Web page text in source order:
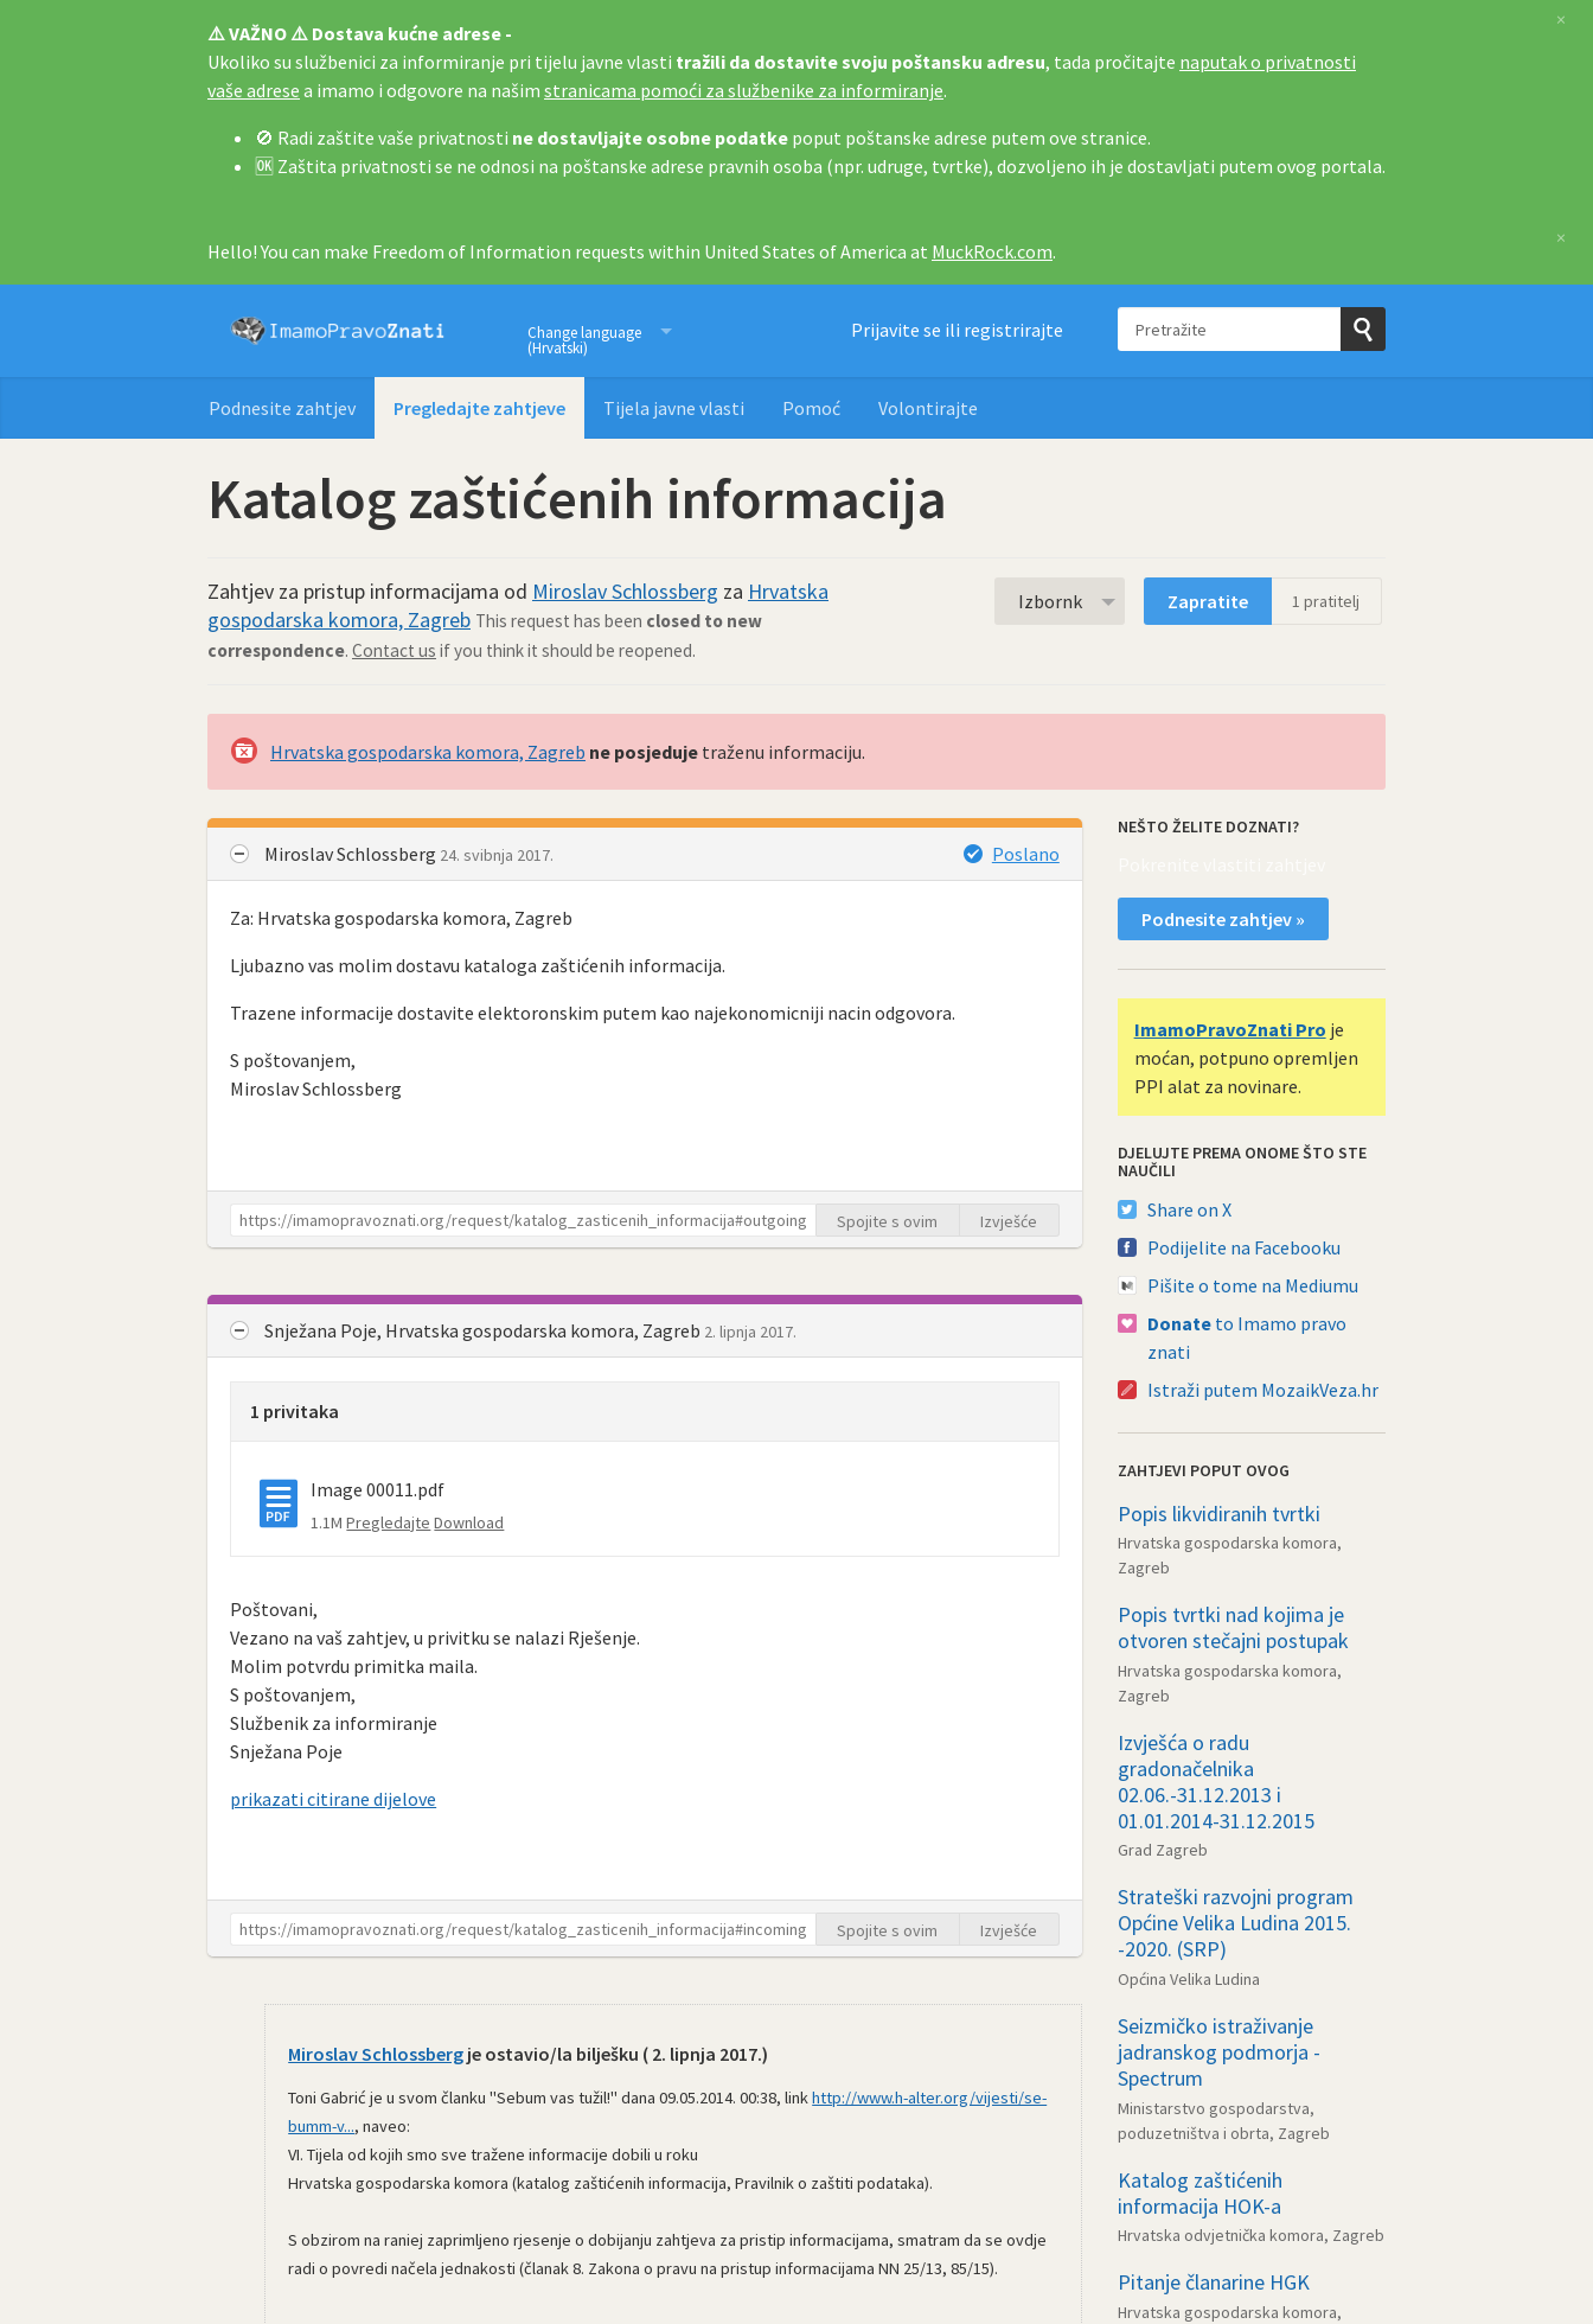
⚠️ VAŽNO ⚠️ Dostava kućne adrese -
Ukoliko su službenici za informiranje pri tijelu javne vlasti tražili da dostavite svoju poštansku adresu, tada pročitajte naputak o privatnosti
vaše adrese a imamo i odgovore na našim stranicama pomoći za službenike za informiranje.
🚫 Radi zaštite vaše privatnosti ne dostavljajte osobne podatke poput poštanske adrese putem ove stranice.
🆗 Zaštita privatnosti se ne odnosi na poštanske adrese pravnih osoba (npr. udruge, tvrtke), dozvoljeno ih je dostavljati putem ovog portala.
×
Hello! You can make Freedom of Information requests within United States of America at MuckRock.com.
×
Imamo pravo znati
Change language
(Hrvatski)
Prijavite se ili registrirajte Pretražite
Pošaljite
Podnesite zahtjev Pregledajte zahtjeve Tijela javne vlasti Pomoć Volontirajte
Katalog zaštićenih informacija
Zahtjev za pristup informacijama od Miroslav Schlossberg za Hrvatska
gospodarska komora, Zagreb This request has been closed to new
correspondence. Contact us if you think it should be reopened.
Izbornk Zapratite 1 pratitelj
Hrvatska gospodarska komora, Zagreb ne posjeduje traženu informaciju.
Miroslav Schlossberg 24. svibnja 2017. Poslano
Za: Hrvatska gospodarska komora, Zagreb
Ljubazno vas molim dostavu kataloga zaštićenih informacija.
Trazene informacije dostavite elektoronskim putem kao najekonomicniji nacin odgovora.
S poštovanjem,
Miroslav Schlossberg
Spojite s ovim Izvješće
Snježana Poje, Hrvatska gospodarska komora, Zagreb 2. lipnja 2017.
1 privitaka
Image 00011.pdf
1.1MPregledajte Download
Poštovani,
Vezano na vaš zahtjev, u privitku se nalazi Rješenje.
Molim potvrdu primitka maila.
S poštovanjem,
Službenik za informiranje
Snježana Poje
prikazati citirane dijelove
Spojite s ovim Izvješće
Miroslav Schlossberg je ostavio/la bilješku ( 2. lipnja 2017.)
Toni Gabrić je u svom članku "Sebum vas tužil!" dana 09.05.2014. 00:38, linkhttp://www.h-alter.org/vijesti/se-
bumm-v..., naveo:
VI. Tijela od kojih smo sve tražene informacije dobili u roku
Hrvatska gospodarska komora (katalog zaštićenih informacija, Pravilnik o zaštiti podataka).
S obzirom na raniej zaprimljeno rjesenje o dobijanju zahtjeva za pristip informacijama, smatram da se ovdje
radi o povredi načela jednakosti (članak 8. Zakona o pravu na pristup informacijama NN 25/13, 85/15).
NEŠTO ŽELITE DOZNATI?
Podnesite zahtjev »
ImamoPravoZnati Pro je
moćan, potpuno opremljen
PPI alat za novinare.
DJELUJTE PREMA ONOME ŠTO STE
NAUČILI
Share on X
Podijelite na Facebooku
Pišite o tome na Mediumu
Donate to Imamo pravo
znati
Istraži putem MozaikVeza.hr
ZAHTJEVI POPUT OVOG
Popis likvidiranih tvrtki
Hrvatska gospodarska komora,
Zagreb
Popis tvrtki nad kojima je
otvoren stečajni postupak
Hrvatska gospodarska komora,
Zagreb
Izvješća o radu
gradonačelnika
02.06.-31.12.2013 i
01.01.2014-31.12.2015
Grad Zagreb
Strateški razvojni program
Općine Velika Ludina 2015.
-2020. (SRP)
Općina Velika Ludina
Seizmičko istraživanje
jadranskog podmorja -
Spectrum
Ministarstvo gospodarstva,
poduzetništva i obrta, Zagreb
Katalog zaštićenih
informacija HOK-a
Hrvatska odvjetnička komora, Zagreb
Pitanje članarine HGK
Hrvatska gospodarska komora,